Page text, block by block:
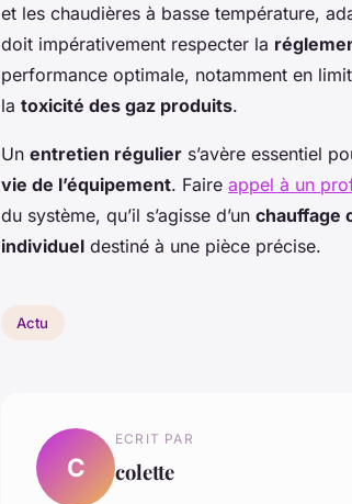
et les chaudières à basse température,
doit impérativement respecter la
performance optimale, notamment en
la toxicité des gaz produits.
Un entretien régulier s’avère essentiel
vie de l’équipement. Faire appel à un
du système, qu’il s’agisse d’un chauffage
individuel destiné à une pièce précise.
Actu
C
ECRIT PAR
colette